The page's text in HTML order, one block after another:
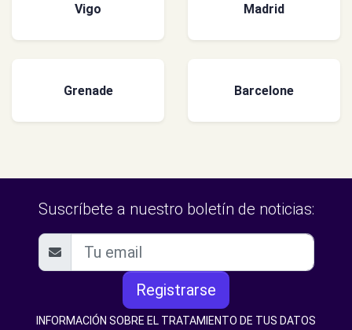
Vigo Madrid
Grenade Barcelone
Suscríbete a nuestro boletín de noticias:
Registrarse
INFORMACIÓN SOBRE EL TRATAMIENTO DE TUS DATOS